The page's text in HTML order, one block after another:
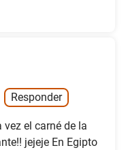
Responder
el carné de la
jejeje En Egipto